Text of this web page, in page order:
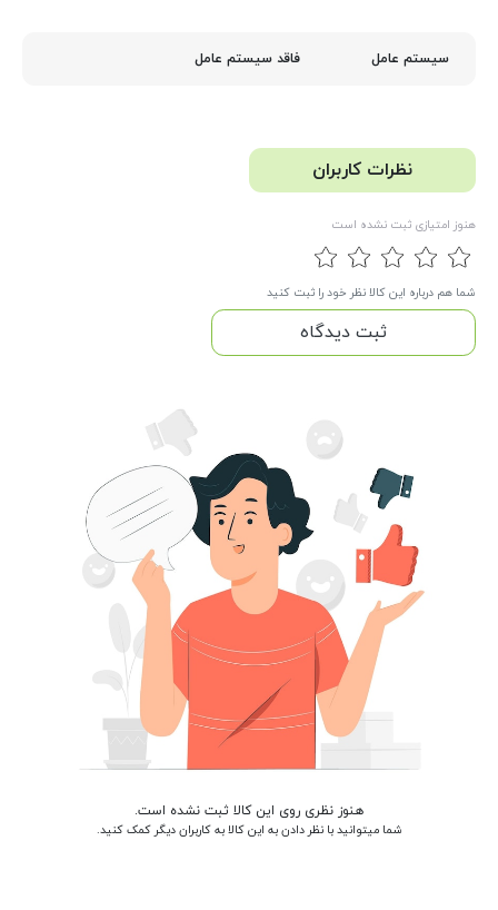
سیستم عامل فاقد سیستم عامل
نظرات کاربران
هنوز امتیازی ثبت نشده است
شما هم درباره این کالا نظر خود را ثبت کنید
ثبت دیدگاه
هنوز نظری روی این کالا ثبت نشده است.
شما میتوانید با نظر دادن به این کالا به کاربران دیگر کمک کنید.